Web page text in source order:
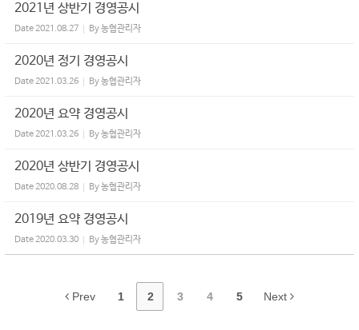
2021년 상반기 경영공시
Date2021.08.27 By농협관리자
2020년 정기 경영공시
Date2021.03.26 By농협관리자
2020년 요약 경영공시
Date2021.03.26 By농협관리자
2020년 상반기 경영공시
Date2020.08.28 By농협관리자
2019년 요약 경영공시
Date2020.03.30 By농협관리자
Prev 1 2 3 4 5 Next